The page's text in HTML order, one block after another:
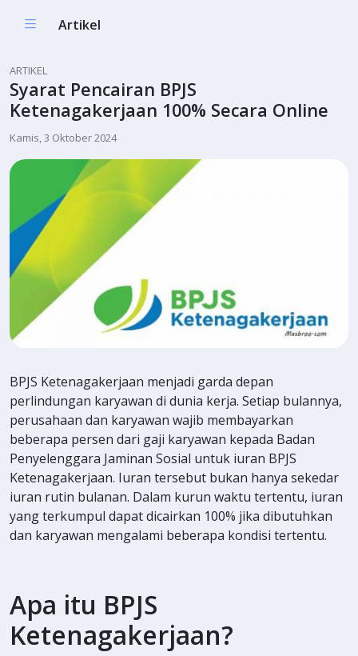
Artikel
ARTIKEL
Syarat Pencairan BPJS
Ketenagakerjaan 100% Secara Online
Kamis, 3 Oktober 2024
BPJS Ketenagakerjaan menjadi garda depan
perlindungan karyawan di dunia kerja. Setiap bulannya,
perusahaan dan karyawan wajib membayarkan
beberapa persen dari gaji karyawan kepada Badan
Penyelenggara Jaminan Sosial untuk iuran BPJS
Ketenagakerjaan. Iuran tersebut bukan hanya sekedar
iuran rutin bulanan. Dalam kurun waktu tertentu, iuran
yang terkumpul dapat dicairkan 100% jika dibutuhkan
dan karyawan mengalami beberapa kondisi tertentu.
Apa itu BPJS
Ketenagakerjaan?